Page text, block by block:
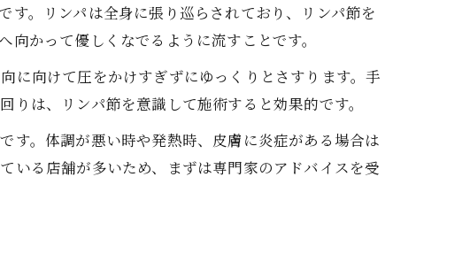
準
間の重要性
す。リンパは全身に張り巡らされており、リンパ節を
かって優しくなでるように流すことです。
に向けて圧をかけすぎずにゆっくりとさすります。手
は、リンパ節を意識して施術すると効果的です。
す。体調が悪い時や発熱時、皮膚に炎症がある場合は
いる店舗が多いため、まずは専門家のアドバイスを受